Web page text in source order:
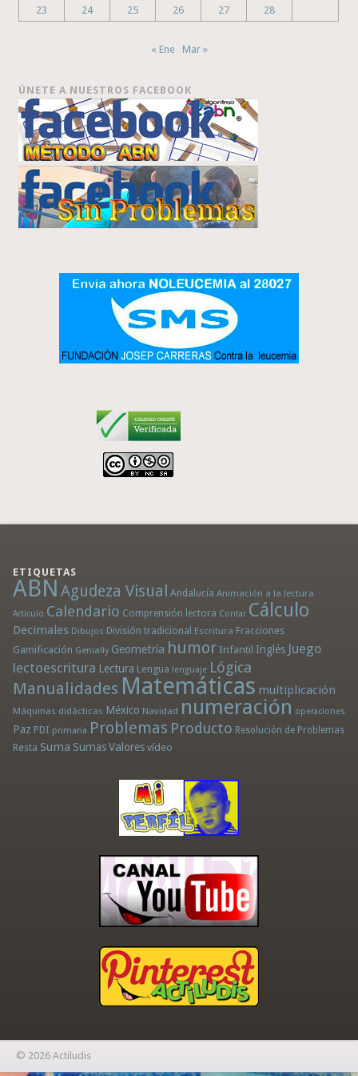
23
24 25 26 27 28
« Ene Mar »
ÚNETE A NUESTROS FACEBOOK
ETIQUETAS
ABN Agudeza Visual Andalucía Animación a la lectura
Artículo Calendario Comprensión lectora Contar Cálculo
Decimales Dibujos División tradicional Escritura Fracciones
Gamificación Genially Geometría humor Infantil Inglés Juego
lectoescritura Lectura Lengua lenguaje Lógica
Manualidades Matemáticas multiplicación
Máquinas didácticas México Navidad numeración operaciones
Paz PDI primaria Problemas Producto Resolución de Problemas
Resta Suma Sumas Valores vídeo
© 2026 Actiludis